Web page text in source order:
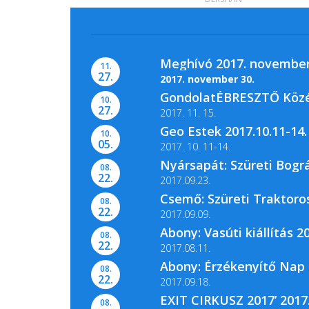
11.
27.
Meghívó 2017.
2017. november 30.
A Magyar Nemzeti Levéltár Pest
10.
27.
GondolatÉBRESZTŐ
2017. 11. 15.
10.
05.
Geo Estek 2017.10.11-14.
2017. 10. 11-14.
08.
22.
Nyársapát: Szüreti
2017.09.23.
08.
22.
Csemő: Szüreti
2017.09.09.
08.
22.
Abony: Vasúti kiállítás
2017.08.11.
08.
22.
Abony: Érzékenyítő Nap
2017.09.18.
08. EXIT CIRKUSZ 2017’